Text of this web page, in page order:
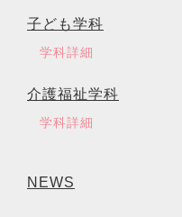
子ども学科
学科詳細
介護福祉学科
学科詳細
NEWS